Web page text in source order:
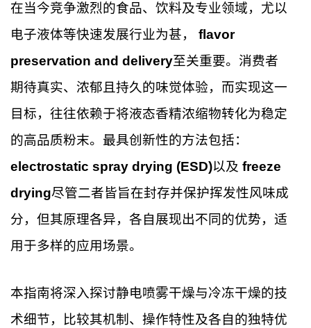
在当今竞争激烈的食品、饮料及专业领域，尤以
电子液体等快速发展行业为甚， flavor
preservation and delivery至关重要。消费者
期待真实、浓郁且持久的味觉体验，而实现这一
目标，往往依赖于将液态香精浓缩物转化为稳定
的高品质粉末。最具创新性的方法包括：
electrostatic spray drying (ESD)以及 freeze
drying尽管二者皆旨在封存并保护挥发性风味成
分，但其原理各异，各自展现出不同的优势，适
用于多样的应用场景。
本指南将深入探讨静电喷雾干燥与冷冻干燥的技
术细节，比较其机制、操作特性及各自的独特优